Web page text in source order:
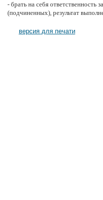
- брать на себя ответственность
(подчиненных), результат
версия для печати